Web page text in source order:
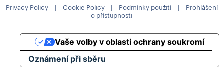
Privacy Policy | Cookie Policy | Podmínky použití |
Prohlášení
o přístupnosti
Oznámení při sběru
Vaše volby v oblasti ochrany soukromí